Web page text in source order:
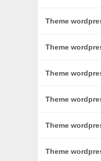
Theme
Theme
Theme
Theme
Theme
Theme